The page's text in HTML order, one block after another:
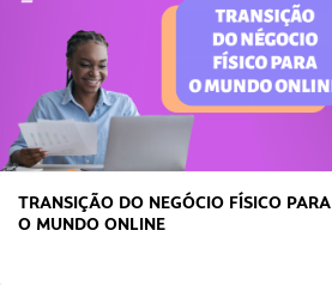
TRANSIÇÃO DO NEGÓCIO FÍSICO PARA
O MUNDO ONLINE